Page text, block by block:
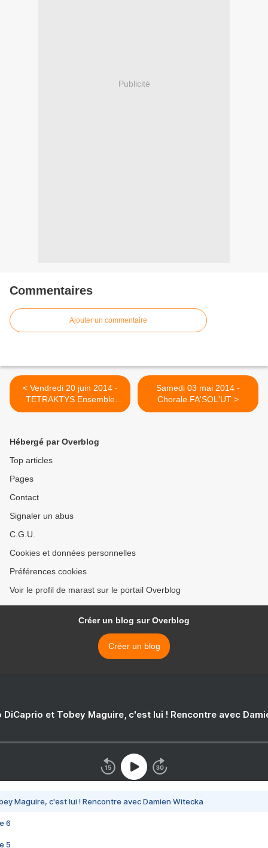
Publicité
Commentaires
Ajouter un commentaire
< Vendredi 20 juin 2014 -
TETRAKTYS Ensemble
Instrumental
Samedi 03 mai 2014 -
Chorale FA'SOL'UT >
Hébergé par Overblog
Top articles
Pages
Contact
Signaler un abus
C.G.U.
Cookies et données personnelles
Préférences cookies
Voir le profil de marast sur le portail Overblog
Créer un blog sur Overblog
Créer un blog
DiCaprio et Tobey Maguire, c'est lui ! Rencontre avec
Maguire, c'est lui ! Rencontre avec Damien Witecka
6
5